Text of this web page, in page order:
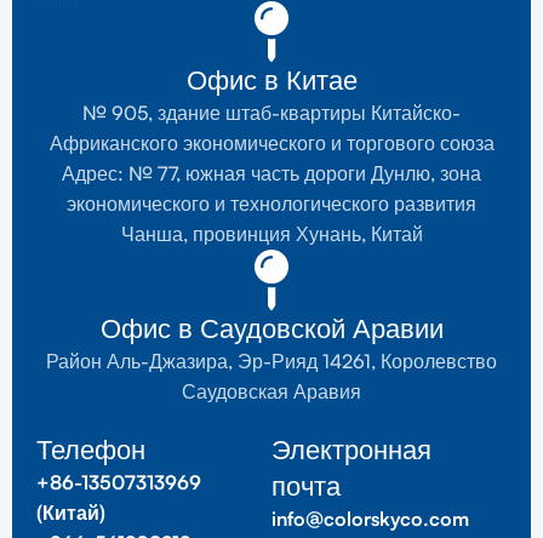
Офис в Китае
№ 905, здание штаб-квартиры Китайско-
Африканского экономического и торгового союза
Адрес: № 77, южная часть дороги Дунлю, зона
экономического и технологического развития
Чанша, провинция Хунань, Китай
Офис в Саудовской Аравии
Район Аль-Джазира, Эр-Рияд 14261, Королевство
Саудовская Аравия
Телефон
+86-13507313969
(Китай)
Электронная
почта
info@colorskyco.com